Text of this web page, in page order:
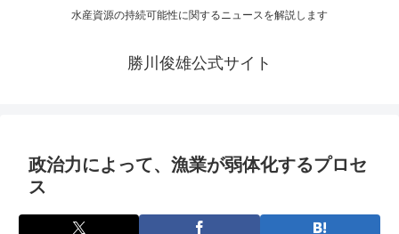
水産資源の持続可能性に関するニュースを解説します
勝川俊雄公式サイト
政治力によって、漁業が弱体化するプロセ
ス